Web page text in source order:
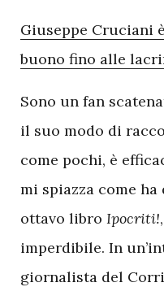
Giuseppe Cruciani
buono fino alle
Sono un fan
il suo modo di
come pochi, è
mi spiazza come
ottavo libro Ipocriti!
imperdibile. In
giornalista del